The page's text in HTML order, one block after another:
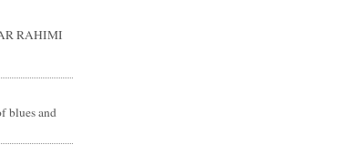
RAHIMI
blues and